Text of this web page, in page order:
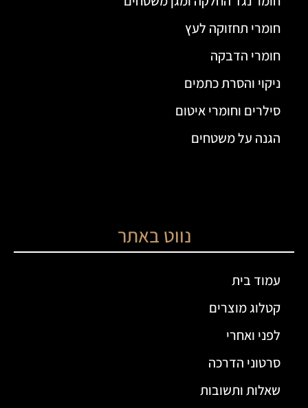
חומרי תחזוקה לעץ
חומרי הדבקה
ניקוי והסרת כתמים
סילרים וחומרי איטום
הגנה על משטחים
נווט באתר
עמוד בית
קטלוג מוצרים
לפני ואחרי
סרטוני הדרכה
שאלות ותשובות